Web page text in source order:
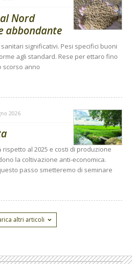
Nord
abbondante
significativi. Pesi specifici buoni
agli standard. Rese per ettaro fino
scorso anno
2026
rispetto al 2025 e costi di produzione
la coltivazione anti-economica.
passo smetteremo di seminare
altri articoli